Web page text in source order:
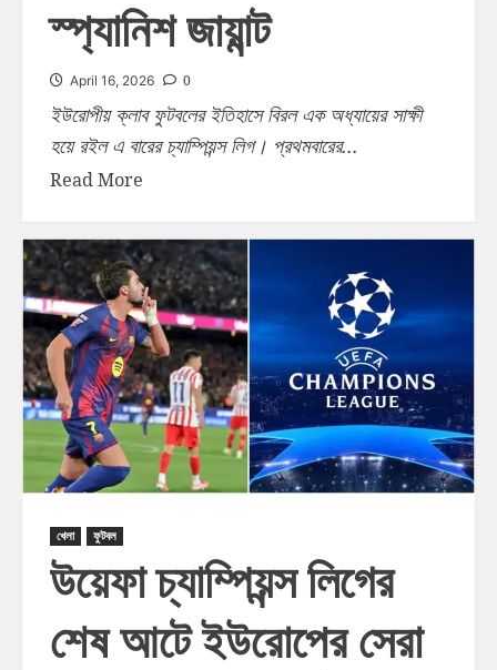
স্প্যানিশ জায়ান্ট
April 16, 2026 0
ইউরোপীয় ক্লাব ফুটবলের ইতিহাসে বিরল এক অধ্যায়ের সাক্ষী
হয়ে রইল এ বারের চ্যাম্পিয়ন্স লিগ। প্রথমবারের...
Read More
খেলা ফুটবল
উয়েফা চ্যাম্পিয়ন্স লিগের
শেষ আটে ইউরোপের সেরা